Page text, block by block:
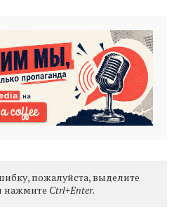
пожалуйста, выделите
нажмите Ctrl+Enter.